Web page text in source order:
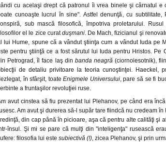
cu acelaşi drept că patronul îi vrea binele şi cârnatul e
cunoaşte lucrul în sine". Astfel denunţă, cu subtilitate,
sub mască filosofică, împotriva proletarului.
el le zice curatduşmani. De Mach, fizicianul şi
lui Hume, spune că a vândut ştiinţa cum a vândut Iuda pe
pentru ştiinţă ce a fost sărutul lui Iuda pentru Hristos. Pe
Petrograd, îl face laş din banda neagră (ciornoiesotnik),
de detaliu privitoare la teoria cunoştinţei. Haeckel,
în sfârşit, toate Enigmele Universului, pare să se fi
a fruntaşilor revoluţiei ruse.
avut cinstea să fiu prezentat lui Plehanov, pe când era
Am avut şi durerea să-l supăr tare fiindcă nu credeam
din cap până în picioare, aşa că pentru alte calităţi şi
însul. Şi mi se pare că mulţi din "inteligenţa" rusească
filosofia lui este subiectivă (!), zicea Plehanov, şi prin